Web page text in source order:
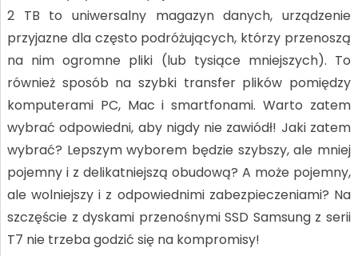
2 TB to uniwersalny magazyn danych, urządzenie
przyjazne dla często podróżujących, którzy przenoszą
na nim ogromne pliki (lub tysiące mniejszych). To
również sposób na szybki transfer plików pomiędzy
komputerami PC, Mac i smartfonami. Warto zatem
wybrać odpowiedni, aby nigdy nie zawiódł! Jaki zatem
wybrać? Lepszym wyborem będzie szybszy, ale mniej
pojemny i z delikatniejszą obudową? A może pojemny,
ale wolniejszy i z odpowiednimi zabezpieczeniami? Na
szczęście z dyskami przenośnymi SSD Samsung z serii
T7 nie trzeba godzić się na kompromisy!